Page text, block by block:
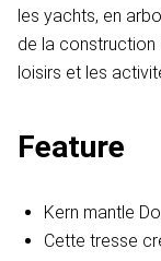
les yachts, en
de la construction
loisirs et les
Feature
Kern mantle
Cette tresse